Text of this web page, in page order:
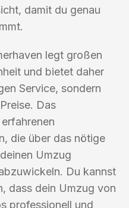
damit du genau
legt großen
und bietet daher
Service, sondern
Das
die über das nötige
Umzug
Du kannst
dass dein Umzug von
professionell und